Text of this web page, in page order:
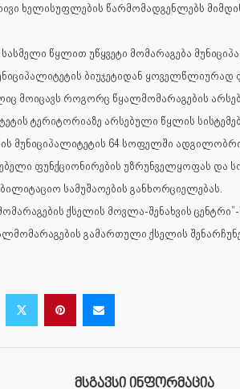
ხელისუფლების წარმომადგენლებს
წყლით უწყვეტი მომარაგება
ბიუჯეტიდან ყოველწლიურად
მოიცავს როგორც წყალმომარაგების
ტერიტორიაზე არსებული წყლის
მუნიციპალიტეტის 64 სოფელში
ფუნქციონირების უზრუნველყოფას
სამუშაოების განხორციელებას.
ქსელის მოვლა-შენახვის
გამართული ქსელის
ᲛᲡᲒᲐᲕᲡᲘ ᲘᲜᲤᲝᲠᲛᲐᲪᲘᲐ